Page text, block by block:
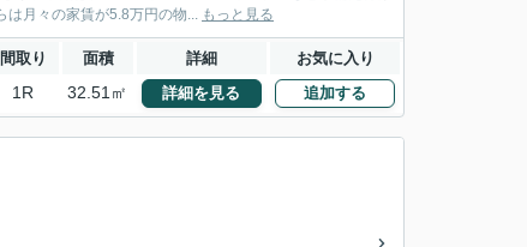
は月々の家賃が5.8万円の物... もっと見る
間取り 面積 詳細 お気に入り
1R 32.51㎡ 詳細を見る 追加する